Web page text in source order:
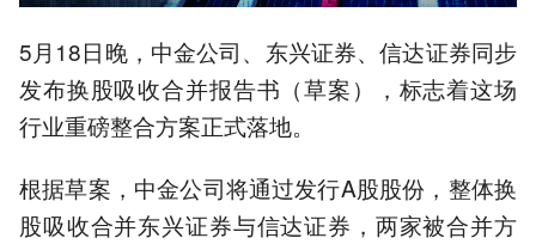
5月18日晚，中金公司、东兴证券、信达证券同步
发布换股吸收合并报告书（草案），标志着这场
行业重磅整合方案正式落地。
根据草案，中金公司将通过发行A股股份，整体换
股吸收合并东兴证券与信达证券，两家被合并方